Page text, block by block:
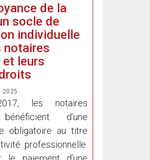
de la
socle de
individuelle
notaires
et leurs
2025
les notaires
d’une
obligatoire au titre
professionnelle.